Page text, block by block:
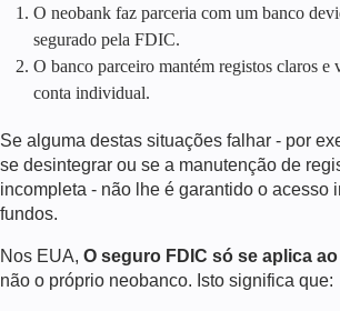
O neobank faz parceria com um banco
segurado pela FDIC.
O banco parceiro mantém registos claros e
conta individual.
Se alguma destas situações falhar - por
se desintegrar ou se a manutenção de
incompleta - não lhe é garantido o acesso
fundos.
Nos EUA, O seguro FDIC só se aplica
não o próprio neobanco. Isto significa que: